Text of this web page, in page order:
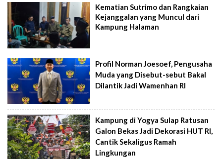
Kematian Sutrimo dan Rangkaian
Kejanggalan yang Muncul dari
Kampung Halaman
Profil Norman Joesoef, Pengusaha
Muda yang Disebut-sebut Bakal
Dilantik Jadi Wamenhan RI
Kampung di Yogya Sulap Ratusan
Galon Bekas Jadi Dekorasi HUT RI,
Cantik Sekaligus Ramah
Lingkungan